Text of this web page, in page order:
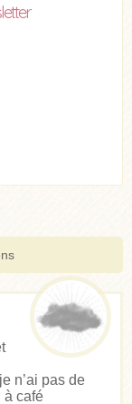
n’ai pas de
à café